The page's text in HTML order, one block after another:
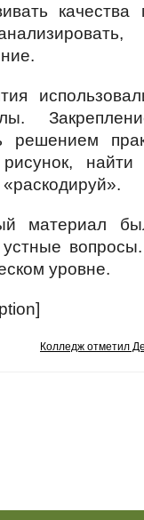
решением
рисунок,
материал
уровне.
Колледж отметил